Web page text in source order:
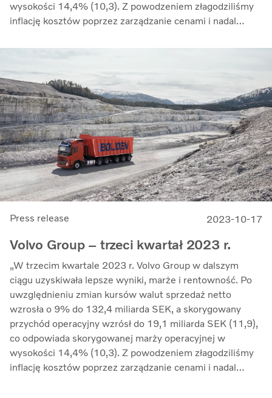
wysokości 14,4% (10,3). Z powodzeniem złagodziliśmy
inflację kosztów poprzez zarządzanie cenami i nadal
Zwrot z zaangażowanego kapitału wzrósł do 33,7%
generalny.
Press release 2023-10-17
Volvo Group – trzeci kwartał 2023 r.
„W trzecim kwartale 2023 r. Volvo Group w dalszym
ciągu uzyskiwała lepsze wyniki, marże i rentowność. Po
uwzględnieniu zmian kursów walut sprzedaż netto
wzrosła o 9% do 132,4 miliarda SEK, a skorygowany
przychód operacyjny wzrósł do 19,1 miliarda SEK (11,9),
co odpowiada skorygowanej marży operacyjnej w
wysokości 14,4% (10,3). Z powodzeniem złagodziliśmy
inflację kosztów poprzez zarządzanie cenami i nadal